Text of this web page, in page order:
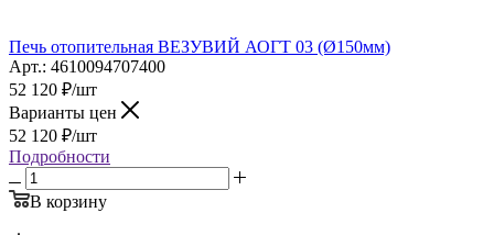
Печь отопительная ВЕЗУВИЙ АОГТ 03 (Ø150мм)
Арт.: 4610094707400
52 120 ₽/шт
Варианты цен
52 120 ₽/шт
Подробности
В корзину